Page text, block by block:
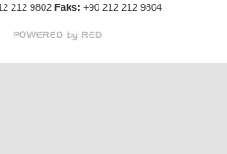
212 9802 Faks: +90 212 212 9804